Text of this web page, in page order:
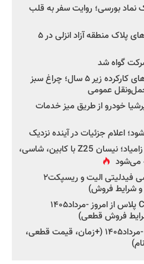
نماد بورسی؛ روایت سفر به قلب
استاندار گیلان: تردد خودروهای پلاک منطقه آزاد انزلی در ۵
گواه شد
صدور مجوز واردات اتوبوس‌های کارکرده زیر ۵ سال؛ چراغ سبز
عمومی
خودرو از طریق میز خدمات
اعلام جزئیات در آینده نزدیک
جزئیات جدید از پروژه Z25 زامیاد؛ نیسان Z25 با کابین، شاسی،
می‌شود
شروع فروش بدون قرعه‌کشی فیدلیتی الیت و ریسپکت۲
شروع ثبت‌نام چانگان CS۵۵ پلاس از امروز -مرداد۱۴۰۵
فروش قطعی)
شروع فروش کیا اسپورتیج -مرداد۱۴۰۵ (+زمان، قیمت قطعی،